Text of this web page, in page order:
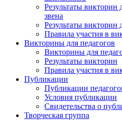
Результаты викторин
звена
Результаты викторин
Правила участия в
Викторины для педагогов
Викторины для
Результаты викторин
Правила участия в
Публикации
Публикации
Условия публикации
Свидетельства о
Творческая группа